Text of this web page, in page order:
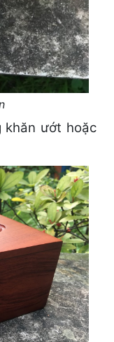
khăn ướt hoặc